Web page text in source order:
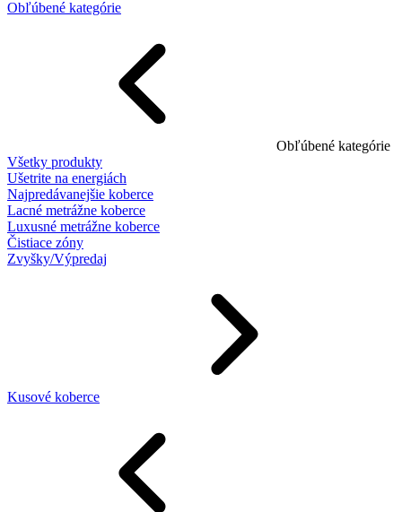
Obľúbené kategórie
Obľúbené kategórie
Všetky produkty
Ušetrite na energiách
Najpredávanejšie koberce
Lacné metrážne koberce
Luxusné metrážne koberce
Čistiace zóny
Zvyšky/Výpredaj
Kusové koberce